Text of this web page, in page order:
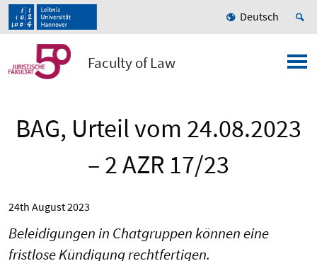
Deutsch
Faculty of Law
BAG, Urteil vom 24.08.2023
– 2 AZR 17/23
24th August 2023
Beleidigungen in Chatgruppen können eine
fristlose Kündigung rechtfertigen.